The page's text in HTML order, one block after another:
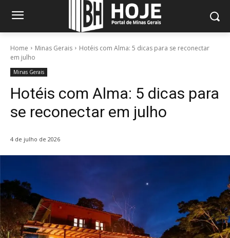
Home Minas Gerais
Hotéis com Alma: 5 dicas para se reconectar
em julho
Minas Gerais
Hotéis com Alma: 5 dicas para
se reconectar em julho
4 de julho de 2026